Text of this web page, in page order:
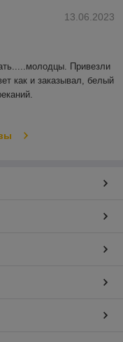
13.06.2023
Привезли
как и заказывал, белый